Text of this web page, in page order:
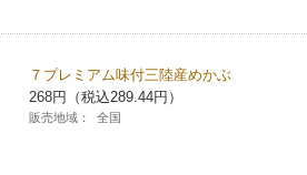
ャージ
ン
７プレミアム味付三陸産めかぶ
268円（税込289.44円）
販売地域： 全国